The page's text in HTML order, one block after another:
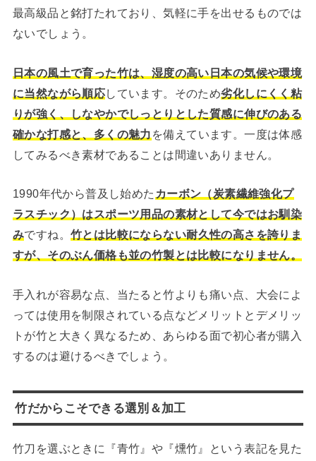
最高級品と銘打たれており、気軽に手を出せるものでは
ないでしょう。
日本の風土で育った竹は、湿度の高い日本の気候や環境
に当然ながら順応しています。そのため劣化しにくく粘
りが強く、しなやかでしっとりとした質感に伸びのある
確かな打感と、多くの魅力 を備えています。一度は体感
してみるべき素材であることは間違いありません。
1990年代から普及し始めた カーボン（炭素繊維強化プ
ラスチック）はスポーツ用品の素材として今ではお馴染
みですね。 竹とは比較にならない耐久性の高さを誇りま
すが、そのぶん価格も並の竹製とは比較になりません。
手入れが容易な点、当たると竹よりも痛い点、大会によ
っては使用を制限されている点などメリットとデメリッ
トが竹と大きく異なるため、あらゆる面で初心者が購入
するのは避けるべきでしょう。
竹だからこそできる選別＆加工
竹刀を選ぶときに『青竹』や『燻竹』という表記を見た